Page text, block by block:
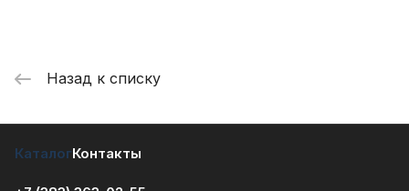
Назад к списку
КаталогКонтакты